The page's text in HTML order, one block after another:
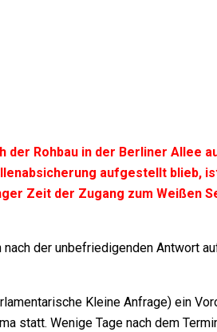
Rohbau in der Berliner
aufgestellt blieb,
Zeit der Zugang zum Weißen
der unbefriedigenden Antwort
Kleine Anfrage) ein
statt. Wenige Tage nach dem